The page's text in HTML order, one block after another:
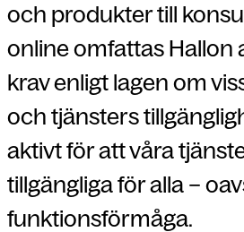
och produkter till
online omfattas Hallon
krav enligt lagen om
och tjänsters
aktivt för att våra
tillgängliga för alla –
funktionsförmåga.